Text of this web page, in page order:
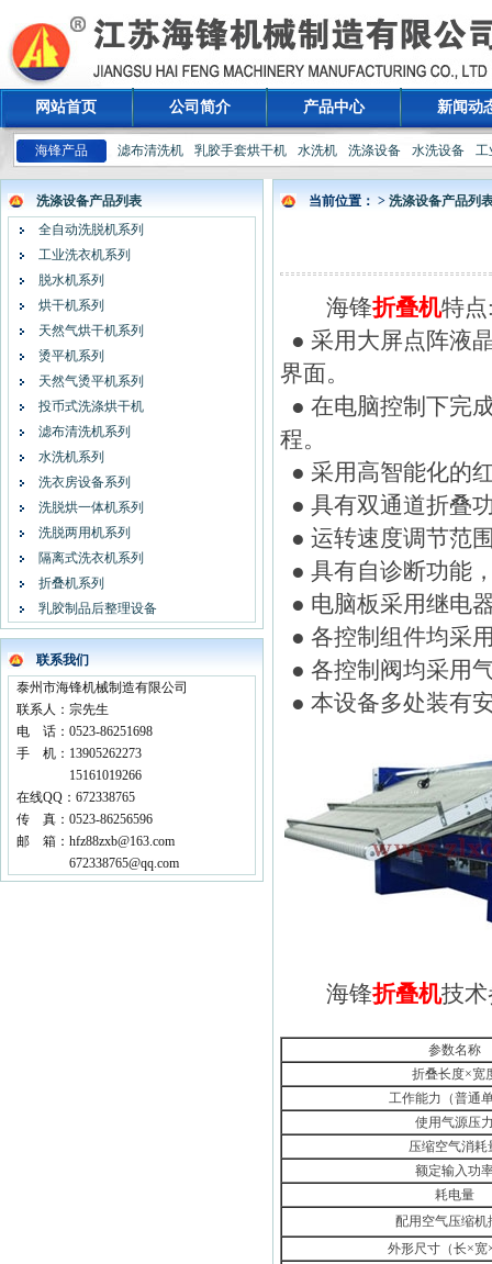
网站首页 公司简介 产品中心 新闻动
海锋产品 滤布清洗机 乳胶手套烘干机 水洗机 洗涤设备 水洗设备 工
洗涤设备产品列表
全自动洗脱机系列
工业洗衣机系列
脱水机系列
烘干机系列
天然气烘干机系列
烫平机系列
天然气烫平机系列
投币式洗涤烘干机
滤布清洗机系列
水洗机系列
洗衣房设备系列
洗脱烘一体机系列
洗脱两用机系列
隔离式洗衣机系列
折叠机系列
乳胶制品后整理设备
联系我们
泰州市海锋机械制造有限公司
联系人：宗先生
电 话：0523-86251698
手 机：13905262273
15161019266
在线QQ：672338765
传 真：0523-86256596
邮 箱：hfz88zxb@163.com
672338765@qq.com
当前位置： > 洗涤设备产品列
海锋折叠机特
● 采用大屏点阵液
界面。
● 在电脑控制下完
程。
● 采用高智能化的
● 具有双通道折叠
● 运转速度调节范
● 具有自诊断功能
● 电脑板采用继电
● 各控制组件均采
● 各控制阀均采用
● 本设备多处装有
海锋折叠机技
参数名称
折叠长度×宽
工作能力（普通
使用气源压
压缩空气消耗
额定输入功
耗电量
配用空气压缩机
外形尺寸（长×宽